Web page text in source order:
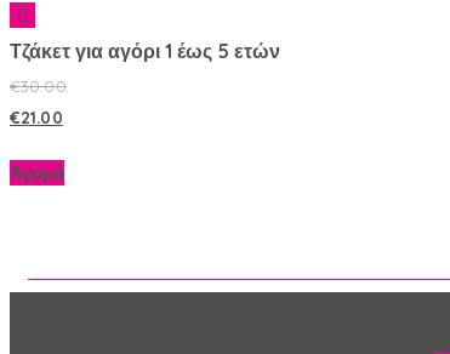
Τζάκετ για αγόρι 1 έως 5 ετών
€30.00
€21.00
Αγορά